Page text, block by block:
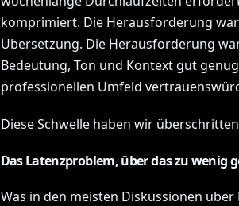
komprimiert. Die Herausforderung
Übersetzung. Die Herausforderung
Bedeutung, Ton und Kontext gut
professionellen Umfeld
Diese Schwelle haben wir
Das Latenzproblem, über das zu wenig
Was in den meisten Diskussionen